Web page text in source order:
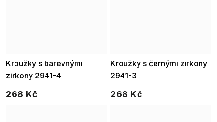
Kroužky s barevnými
zirkony 2941-4
268 Kč
Kroužky s černými zirkony
2941-3
268 Kč